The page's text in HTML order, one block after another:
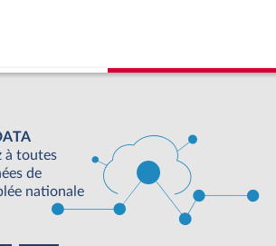
à toutes
de
nationale